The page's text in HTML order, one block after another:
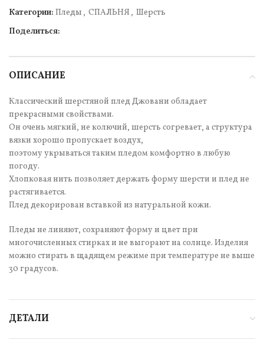
Категории: Пледы , СПАЛЬНЯ , Шерсть
Поделиться:
ОПИСАНИЕ
Классический шерстяной плед Джовани обладает
прекрасными свойствами.
Он очень мягкий, не колючий, шерсть согревает, а структура
вязки хорошо пропускает воздух,
поэтому укрываться таким пледом комфортно в любую
погоду.
Хлопковая нить позволяет держать форму шерсти и плед не
растягивается.
Плед декорирован вставкой из натуральной кожи.
Пледы не линяют, сохраняют форму и цвет при
многочисленных стирках и не выгорают на солнце. Изделия
можно стирать в щадящем режиме при температуре не выше
30 градусов.
ДЕТАЛИ